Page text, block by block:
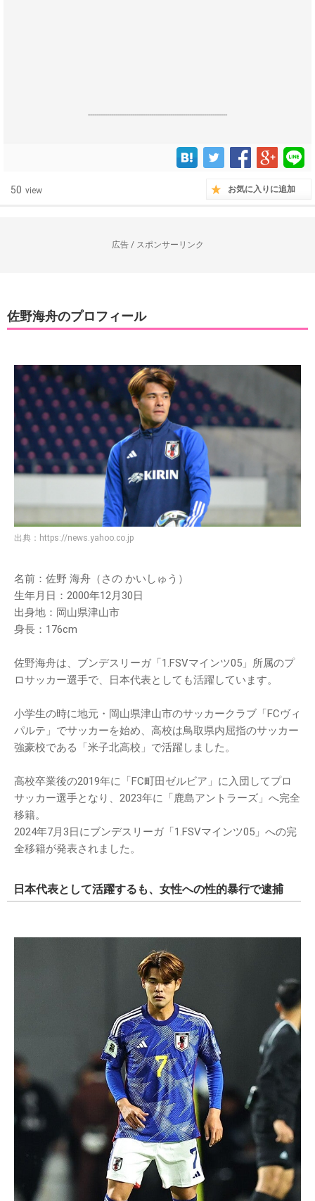
------------------------------------------------------------------
50 view お気に入りに追加
広告 / スポンサーリンク
佐野海舟のプロフィール
出典： https://news.yahoo.co.jp
名前：佐野 海舟（さの かいしゅう）
生年月日：2000年12月30日
出身地：岡山県津山市
身長：176cm
佐野海舟は、ブンデスリーガ「1.FSVマインツ05」所属のプ
ロサッカー選手で、日本代表としても活躍しています。
小学生の時に地元・岡山県津山市のサッカークラブ「FCヴィ
パルテ」でサッカーを始め、高校は鳥取県内屈指のサッカー
強豪校である「米子北高校」で活躍しました。
高校卒業後の2019年に「FC町田ゼルビア」に入団してプロ
サッカー選手となり、2023年に「鹿島アントラーズ」へ完全
移籍。
2024年7月3日にブンデスリーガ「1.FSVマインツ05」への完
全移籍が発表されました。
日本代表として活躍するも、女性への性的暴行で逮捕